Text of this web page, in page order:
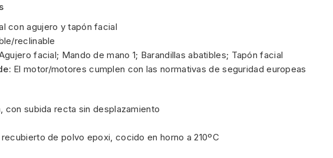
con agujero y tapón facial
reclinable
facial; Mando de mano 1; Barandillas abatibles; Tapón facial
El motor/motores cumplen con las normativas de seguridad europeas
con subida recta sin desplazamiento
de polvo epoxi, cocido en horno a 210ºC